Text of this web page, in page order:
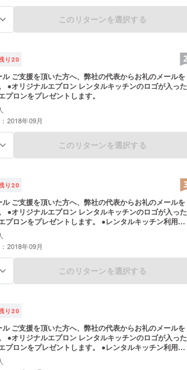
このリターンを選択する
り 20
ご支援を頂いた方へ、弊社の代表からお礼のメールを
●オリジナルエプロン レンタルキッチンのロゴが入った
プロンをプレゼントします。
2018年09月
このリターンを選択する
り 20
ご支援を頂いた方へ、弊社の代表からお礼のメールを
●オリジナルエプロン レンタルキッチンのロゴが入った
プロンをプレゼントします。 ●レンタルキッチン利用権
タルキッチンを無料でご利用いただける権利をプレゼン
2018年09月
このリターンを選択する
り 20
ご支援を頂いた方へ、弊社の代表からお礼のメールを
●オリジナルエプロン レンタルキッチンのロゴが入った
プロンをプレゼントします。 ●レンタルキッチン利用権
タルキッチンを無料でご利用いただける権利をプレゼン